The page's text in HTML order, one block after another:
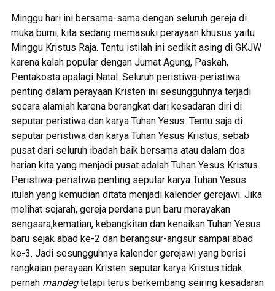
Minggu hari ini bersama-sama dengan seluruh gereja di
muka bumi, kita sedang memasuki perayaan khusus yaitu
Minggu Kristus Raja. Tentu istilah ini sedikit asing di GKJW
karena kalah popular dengan Jumat Agung, Paskah,
Pentakosta apalagi Natal. Seluruh peristiwa-peristiwa
penting dalam perayaan Kristen ini sesungguhnya terjadi
secara alamiah karena berangkat dari kesadaran diri di
seputar peristiwa dan karya Tuhan Yesus. Tentu saja di
seputar peristiwa dan karya Tuhan Yesus Kristus, sebab
pusat dari seluruh ibadah baik bersama atau dalam doa
harian kita yang menjadi pusat adalah Tuhan Yesus Kristus.
Peristiwa-peristiwa penting seputar karya Tuhan Yesus
itulah yang kemudian ditata menjadi kalender gerejawi. Jika
melihat sejarah, gereja perdana pun baru merayakan
sengsara,kematian, kebangkitan dan kenaikan Tuhan Yesus
baru sejak abad ke-2 dan berangsur-angsur sampai abad
ke-3. Jadi sesungguhnya kalender gerejawi yang berisi
rangkaian perayaan Kristen seputar karya Kristus tidak
pernah mandegtetapi terus berkembang seiring kesadaran